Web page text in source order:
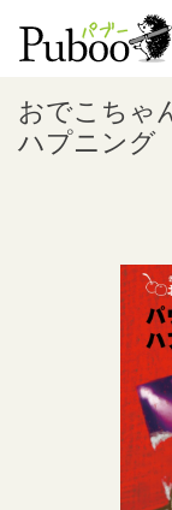
おでこちゃ
ハプニング